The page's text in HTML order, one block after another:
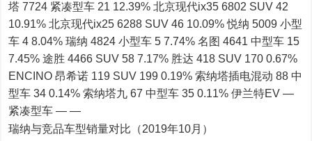
塔 7724 紧凑型车 21 12.39% 北京现代ix35 6802 SUV 42
10.91% 北京现代ix25 6288 SUV 46 10.09% 悦纳 5009 小型
车 4 8.04% 瑞纳 4824 小型车 5 7.74% 名图 4641 中型车 15
7.45% 途胜 4466 SUV 58 7.17% 胜达 418 SUV 170 0.67%
ENCINO 昂希诺 119 SUV 199 0.19% 索纳塔插电混动 88 中
型车 34 0.14% 索纳塔九 67 中型车 35 0.11% 伊兰特EV —
紧凑型车 — —
瑞纳与竞品车型销量对比（2019年10月）